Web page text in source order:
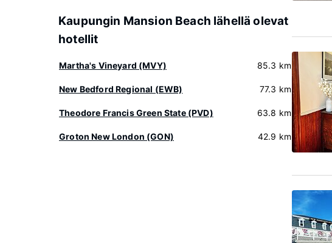
Kaupungin Mansion Beach lähellä olevat
hotellit
Martha's Vineyard (MVY) 85.3 km
New Bedford Regional (EWB) 77.3 km
Theodore Francis Green State (PVD) 63.8 km
Groton New London (GON) 42.9 km